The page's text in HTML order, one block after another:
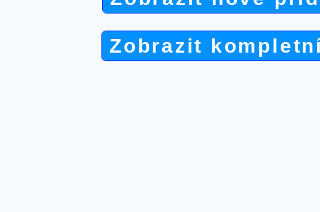
Zobrazit